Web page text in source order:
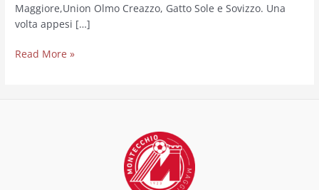
Maggiore,Union Olmo Creazzo, Gatto Sole e Sovizzo. Una
volta appesi […]
Read More »